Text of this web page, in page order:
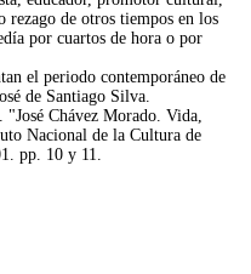
rezago de otros tiempos en los
por cuartos de hora o por
el periodo contemporáneo de
de Santiago Silva.
Chávez Morado. Vida,
Nacional de la Cultura de
pp. 10 y 11.